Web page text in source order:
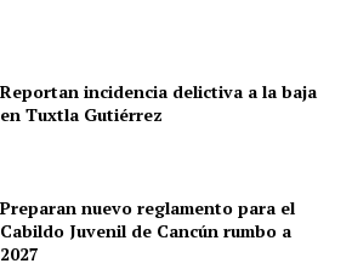
Reportan incidencia delictiva a la baja
en Tuxtla Gutiérrez
Preparan nuevo reglamento para el
Cabildo Juvenil de Cancún rumbo a
2027